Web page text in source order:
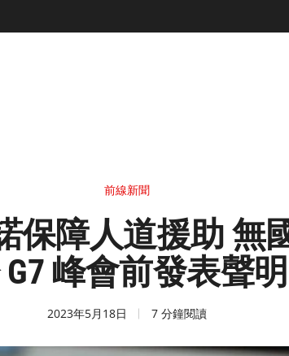
前線新聞
保障人道援助 無
峰會前發表聲明
2023年5月18日 7 分鐘閱讀